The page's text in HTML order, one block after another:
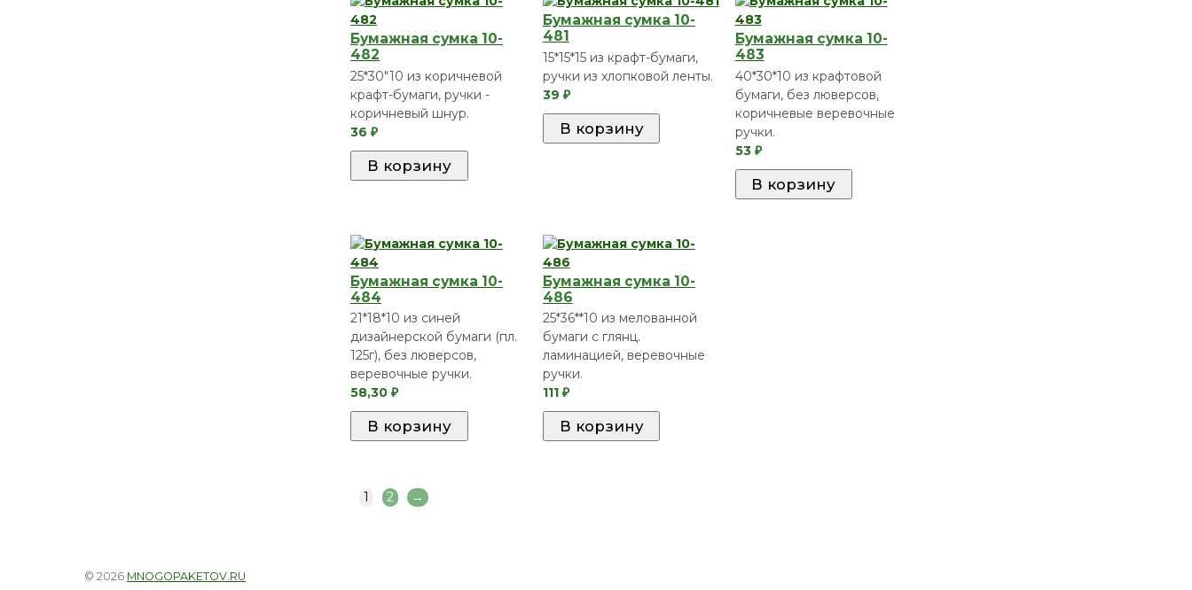
Бумажная сумка 10-
482
25*30"10 из коричневой
крафт-бумаги, ручки -
коричневый шнур.
36 ₽
Бумажная сумка 10-
481
15*15*15 из крафт-бумаги,
ручки из хлопковой ленты.
39 ₽
Бумажная сумка 10-
483
40*30*10 из крафтовой
бумаги, без люверсов,
коричневые веревочные
ручки.
53 ₽
Бумажная сумка 10-
484
21*18*10 из синей
дизайнерской бумаги (пл.
125г), без люверсов,
веревочные ручки.
58,30 ₽
Бумажная сумка 10-
486
25*36**10 из мелованной
бумаги с глянц.
ламинацией, веревочные
ручки.
111 ₽
1 2 →
© 2026 MNOGOPAKETOV.RU